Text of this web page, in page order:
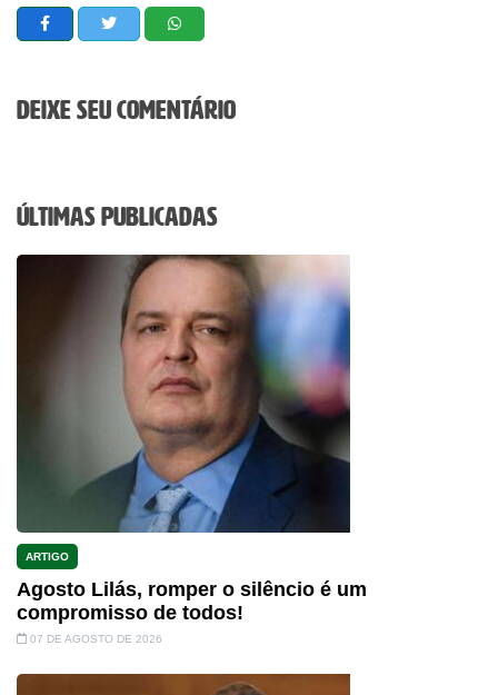
Deixe seu comentário
Últimas Publicadas
ARTIGO
Agosto Lilás, romper o silêncio é um
compromisso de todos!
07 DE AGOSTO DE 2026